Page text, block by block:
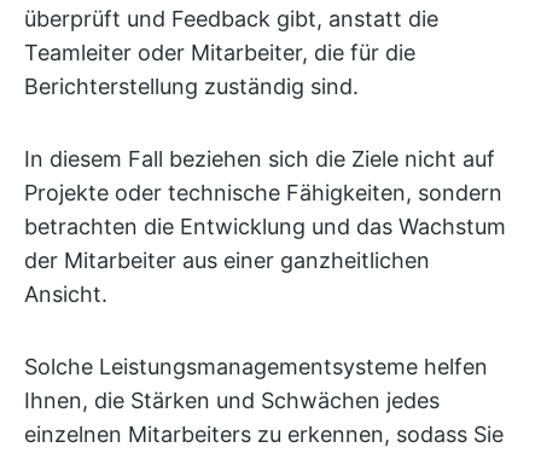
überprüft und Feedback gibt, anstatt die
Teamleiter oder Mitarbeiter, die für die
Berichterstellung zuständig sind.
In diesem Fall beziehen sich die Ziele nicht auf
Projekte oder technische Fähigkeiten, sondern
betrachten die Entwicklung und das Wachstum
der Mitarbeiter aus einer ganzheitlichen
Ansicht.
Solche Leistungsmanagementsysteme helfen
Ihnen, die Stärken und Schwächen jedes
einzelnen Mitarbeiters zu erkennen, sodass Sie